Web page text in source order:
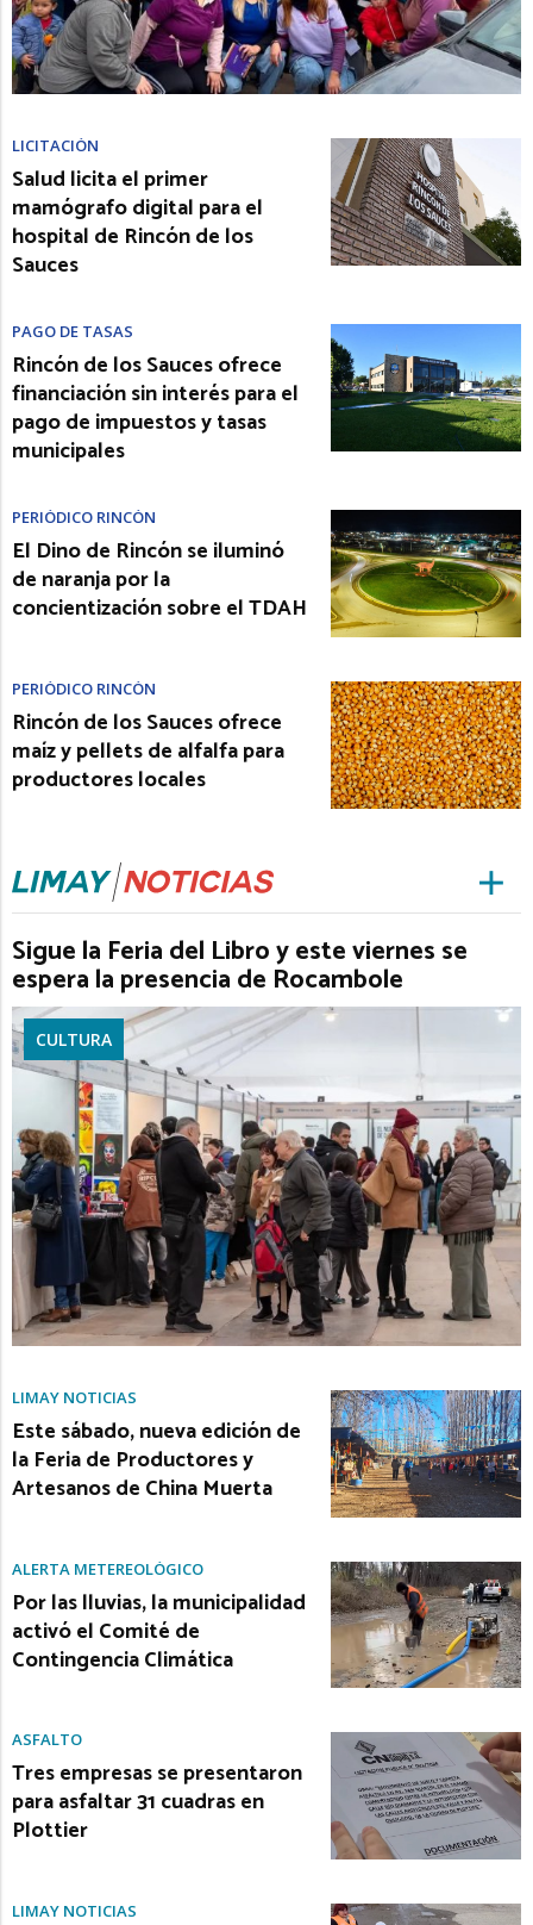
LICITACIÓN
Salud licita el primer
mamógrafo digital para el
hospital de Rincón de los
Sauces
PAGO DE TASAS
Rincón de los Sauces ofrece
financiación sin interés para el
pago de impuestos y tasas
municipales
PERIÓDICO RINCÓN
El Dino de Rincón se iluminó
de naranja por la
concientización sobre el TDAH
PERIÓDICO RINCÓN
Rincón de los Sauces ofrece
maíz y pellets de alfalfa para
productores locales
Sigue la Feria del Libro y este viernes se
espera la presencia de Rocambole
CULTURA
LIMAY NOTICIAS
Este sábado, nueva edición de
la Feria de Productores y
Artesanos de China Muerta
ALERTA METEREOLÓGICO
Por las lluvias, la municipalidad
activó el Comité de
Contingencia Climática
ASFALTO
Tres empresas se presentaron
para asfaltar 31 cuadras en
Plottier
LIMAY NOTICIAS